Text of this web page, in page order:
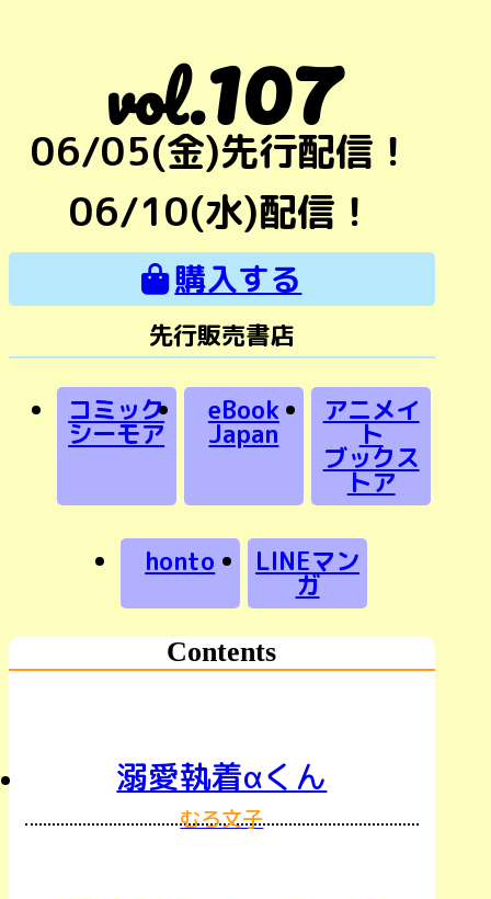
vol.107
06/05(金)先行配信！
06/10(水)配信！
購入する
先行販売書店
コミック
シーモア
eBook
Japan
アニメイ
ト
ブックス
トア
honto LINEマン
ガ
Contents
溺愛執着αくん
むろ文子